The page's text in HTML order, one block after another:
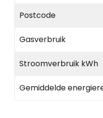
Postcode
Gasverbruik
Stroomverbruik kWh
Gemiddelde